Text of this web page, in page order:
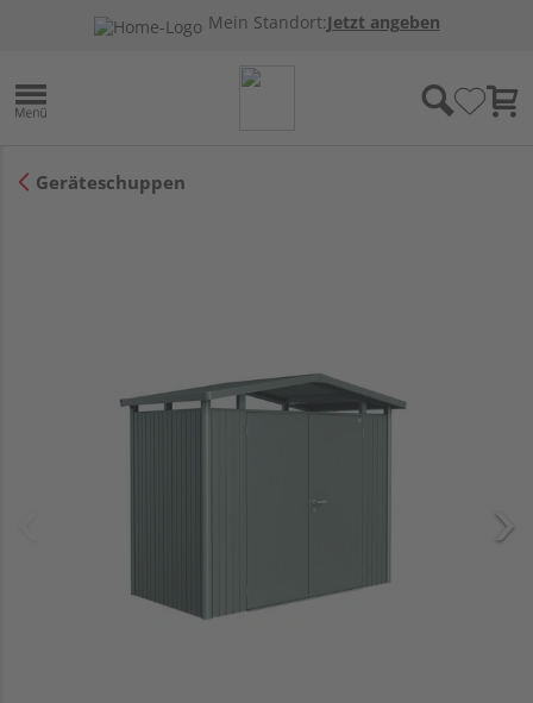
Mein Standort:Jetzt angeben
Geräteschuppen